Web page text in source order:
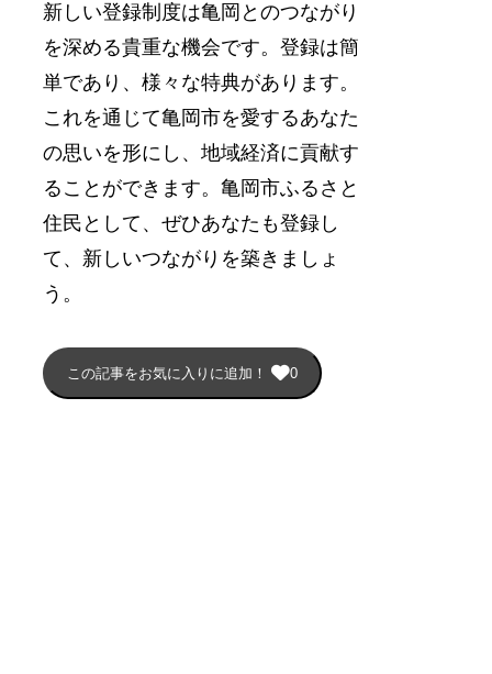
新しい登録制度は亀岡とのつながり
を深める貴重な機会です。登録は簡
単であり、様々な特典があります。
これを通じて亀岡市を愛するあなた
の思いを形にし、地域経済に貢献す
ることができます。亀岡市ふるさと
住民として、ぜひあなたも登録し
て、新しいつながりを築きましょ
う。
この記事をお気に入りに追加！ 0